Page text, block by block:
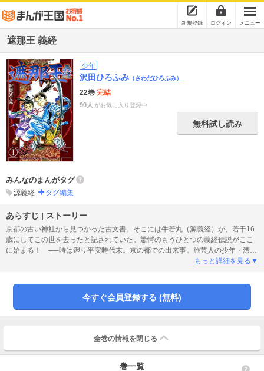
新規登録 ログイン メニュー
遮那王 義経
少年
沢田ひろふみ （さわだひろふみ）
22巻 完結
90人 がお気に入り登録中
無料試し読み
みんなのまんがタグ
源義経 タグ編集
あらすじ | ストーリー
京都の古い神社から見つかった古文書。そこには牛若丸（源義経）が、若干16
歳にしてこの世を去ったと記されていた。驚愕のもうひとつの義経伝説がここ
に始まる！ ──時は遡り平安時代末。京の都での出来事。旅芸人の少年・漂太
は自分と外見が瓜二つの牛若丸（源義経）の身代わりを依頼された。漂太と牛
もっと詳細を見る▼
今すぐ会員登録する (無料)
全巻の情報を 閉じる
巻一覧